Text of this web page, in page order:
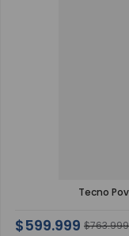
Tecno
$599.999 $763.999